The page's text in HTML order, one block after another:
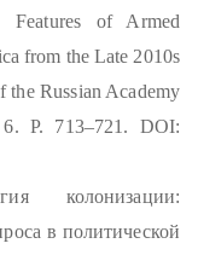
Features of Armed
from the Late 2010s
the Russian Academy
P. 713–721. DOI:
колонизации:
в политической